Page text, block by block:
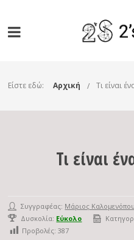
Είστε εδώ: Αρχική Τι είναι
Τι είναι
Συγγραφέας: Μάριος
Δυσκολία: Εύκολο
Προβολές: 387